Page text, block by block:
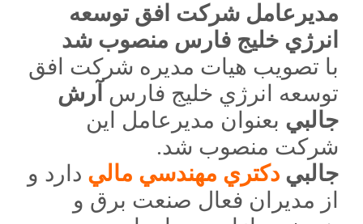
مديرعامل شركت افق توسعه
انرژي خليج فارس منصوب شد
با تصويب هيات مديره شركت افق
توسعه انرژي خليج فارس آرش
جالبي بعنوان مديرعامل اين
شركت منصوب شد.
جالبي دكتري مهندسي مالي دارد و
از مديران فعال صنعت برق و